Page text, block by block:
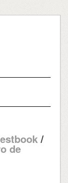
/
de